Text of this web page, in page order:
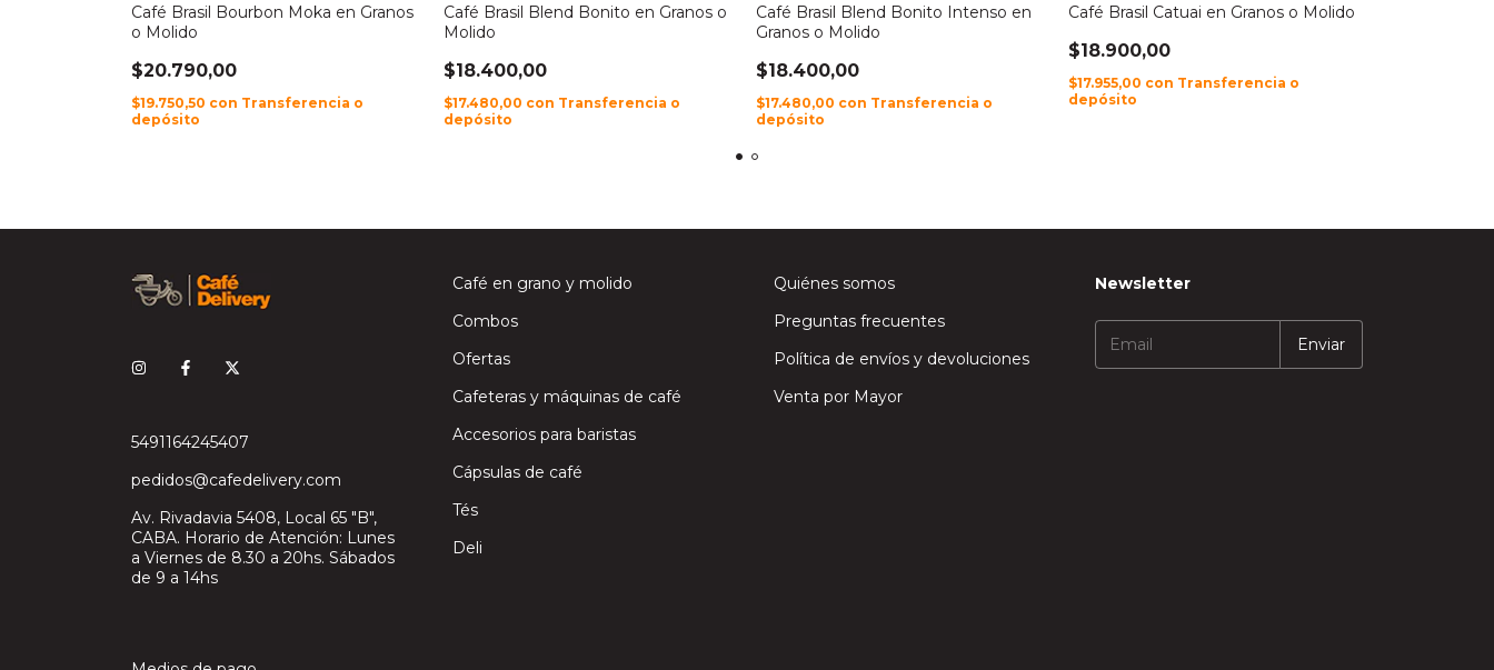
Café Brasil Bourbon Moka en Granos
o Molido
$20.790,00
$19.750,50 con Transferencia o
depósito
Café Brasil Blend Bonito en Granos o
Molido
$18.400,00
$17.480,00 con Transferencia o
depósito
Café Brasil Blend Bonito Intenso en
Granos o Molido
$18.400,00
$17.480,00 con Transferencia o
depósito
Café Brasil Catuai en Granos o Molido
$18.900,00
$17.955,00 con Transferencia o
depósito
5491164245407
pedidos@cafedelivery.com
Av. Rivadavia 5408, Local 65 "B",
CABA. Horario de Atención: Lunes
a Viernes de 8.30 a 20hs. Sábados
de 9 a 14hs
Café en grano y molido
Combos
Ofertas
Cafeteras y máquinas de café
Accesorios para baristas
Cápsulas de café
Tés
Deli
Quiénes somos
Preguntas frecuentes
Política de envíos y devoluciones
Venta por Mayor
Newsletter